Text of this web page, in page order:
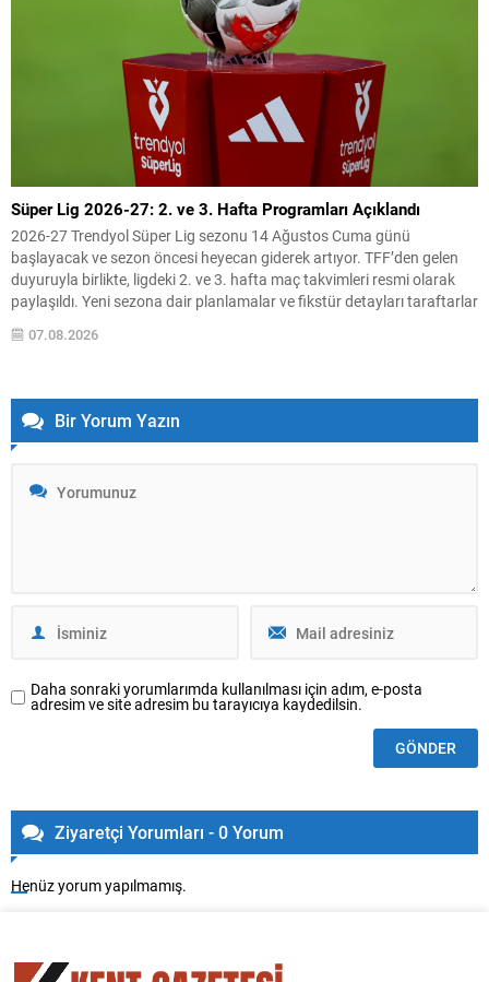
Süper Lig 2026-27: 2. ve 3. Hafta Programları Açıklandı
2026-27 Trendyol Süper Lig sezonu 14 Ağustos Cuma günü
başlayacak ve sezon öncesi heyecan giderek artıyor. TFF’den gelen
duyuruyla birlikte, ligdeki 2. ve 3. hafta maç takvimleri resmi olarak
paylaşıldı. Yeni sezona dair planlamalar ve fikstür detayları taraftarlar
ve kulüpler tarafından yakından takip ediliyor. Aşağıda TFF’nin
açıkladığı 2. ve 3....
07.08.2026
Bir Yorum Yazın
Daha sonraki yorumlarımda kullanılması için adım, e-posta
adresim ve site adresim bu tarayıcıya kaydedilsin.
Ziyaretçi Yorumları - 0 Yorum
Henüz yorum yapılmamış.